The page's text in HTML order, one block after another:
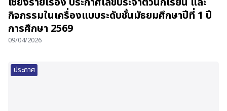
กิจกรรมในเครื่องแบบระดับชั้นมัธยมศึกษาปีที่ 1 ปี
การศึกษา 2569
09/04/2026
ประกาศ